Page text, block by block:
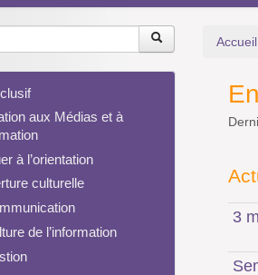
Accueil
3
aux Médias et à
translittératie
de la participation
/ Présence numérique /
à l’orientation
culturelle
de communication
numérique du CDI
de l’information
pour penser une